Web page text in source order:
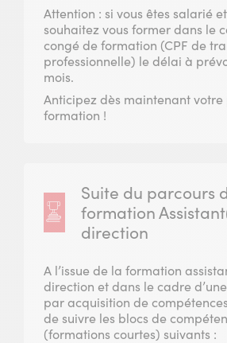
Attention : si vous êtes salarié
souhaitez vous former dans le
congé de formation (CPF de
professionnelle) le délai à
mois.
Anticipez dès maintenant
formation !
Suite du parcours
formation
direction
A l’issue de la formation
direction et dans le cadre
par acquisition de
de suivre les blocs de
(formations courtes) suivants :